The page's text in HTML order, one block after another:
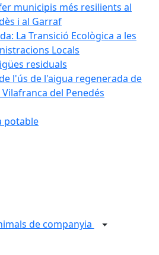
municipis més resilients al
i al Garraf
La Transició Ecològica a les
Locals
residuals
l'ús de l'aigua regenerada de
Vilafranca del Penedés
potable
de companyia